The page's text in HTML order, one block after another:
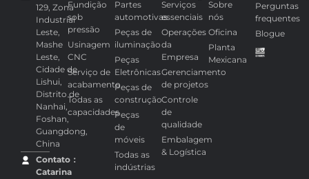
.Não. 128-
129, Zona
Industrial
Leste,
Mashe
Leste,
Cidade de
Lishui,
Distrito de
Nanhai,
Foshan,
Guangdong,
China
Contato：
CAPACIDADES
Fundição
sob
pressão
Usinagem
CNC
Serviço de
acabamento
Todas as
capacidades
INDÚSTRIAS
Partes
automotivas
Peças de
iluminação
Peças
Eletrônicas
Peças de
construção
Peças
de
móveis
Todas as
SERVIÇOS
Serviços
essenciais
Operações
da
Empresa
Gerenciamento
de projetos
Controle
de
qualidade
Embalagem
SOBRE
Sobre
nós
Oficina
Planta
Mexicana
Perguntas
frequentes
Blogue